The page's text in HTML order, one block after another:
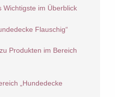
Wichtigste im Überblick
Flauschig“
Produkten im Bereich
„Hundedecke